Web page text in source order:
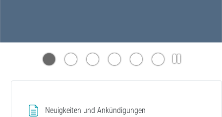
Neuigkeiten und Ankündigungen